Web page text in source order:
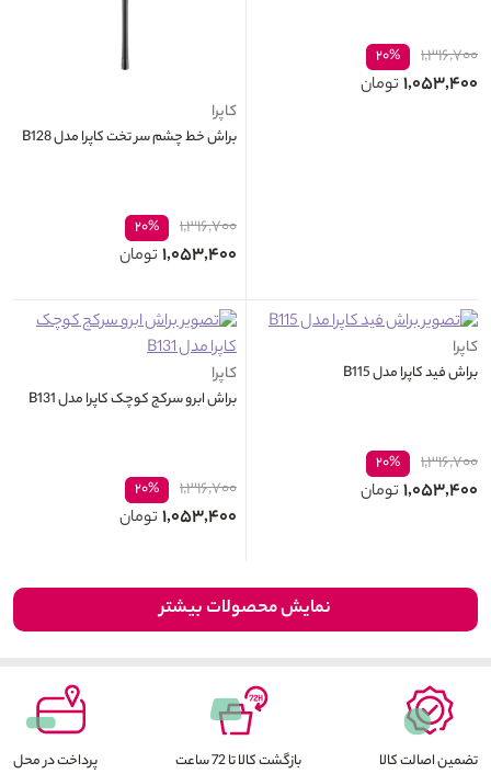
۱,۳۱۶,۷۰۰ ۲۰%
۱,۰۵۳,۴۰۰ تومان
کاپرا
براش خط چشم سر تخت کاپرا مدل B128
۱,۳۱۶,۷۰۰ ۲۰%
۱,۰۵۳,۴۰۰ تومان
کاپرا
براش فید کاپرا مدل B115
۱,۳۱۶,۷۰۰ ۲۰%
۱,۰۵۳,۴۰۰ تومان
کاپرا
براش ابرو سرکج کوچک کاپرا مدل B131
۱,۳۱۶,۷۰۰ ۲۰%
۱,۰۵۳,۴۰۰ تومان
نمایش محصولات بیشتر
تضمین اصالت کالا بازگشت کالا تا 72 ساعت پرداخت در محل